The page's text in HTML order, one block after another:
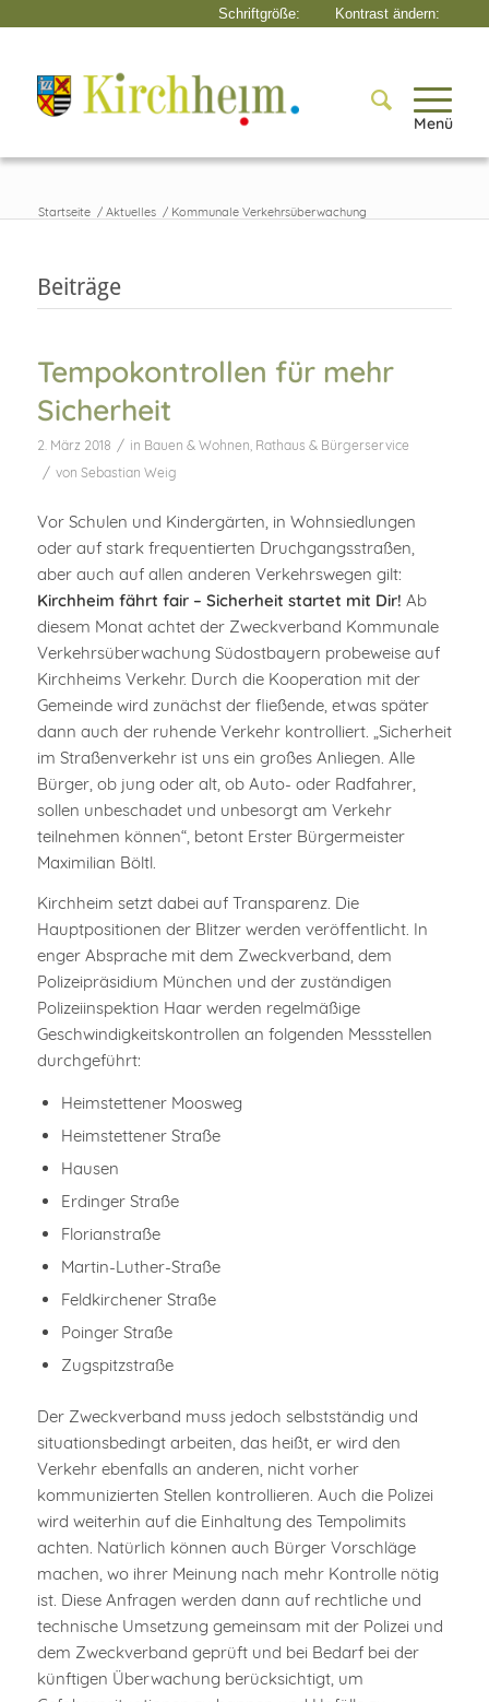
Menü
Startseite / Aktuelles / Kommunale Verkehrsüberwachung
Beiträge
Tempokontrollen für mehr
Sicherheit
2. März 2018 / in Bauen & Wohnen, Rathaus & Bürgerservice
/ von Sebastian Weig
Vor Schulen und Kindergärten, in Wohnsiedlungen
oder auf stark frequentierten Druchgangsstraßen,
aber auch auf allen anderen Verkehrswegen gilt:
Kirchheim fährt fair – Sicherheit startet mit Dir! Ab
diesem Monat achtet der Zweckverband Kommunale
Verkehrsüberwachung Südostbayern probeweise auf
Kirchheims Verkehr. Durch die Kooperation mit der
Gemeinde wird zunächst der fließende, etwas später
dann auch der ruhende Verkehr kontrolliert. „Sicherheit
im Straßenverkehr ist uns ein großes Anliegen. Alle
Bürger, ob jung oder alt, ob Auto- oder Radfahrer,
sollen unbeschadet und unbesorgt am Verkehr
teilnehmen können“, betont Erster Bürgermeister
Maximilian Böltl.
Kirchheim setzt dabei auf Transparenz. Die
Hauptpositionen der Blitzer werden veröffentlicht. In
enger Absprache mit dem Zweckverband, dem
Polizeipräsidium München und der zuständigen
Polizeiinspektion Haar werden regelmäßige
Geschwindigkeitskontrollen an folgenden Messstellen
durchgeführt:
Heimstettener Moosweg
Heimstettener Straße
Hausen
Erdinger Straße
Florianstraße
Martin-Luther-Straße
Feldkirchener Straße
Poinger Straße
Zugspitzstraße
Der Zweckverband muss jedoch selbstständig und
situationsbedingt arbeiten, das heißt, er wird den
Verkehr ebenfalls an anderen, nicht vorher
kommunizierten Stellen kontrollieren. Auch die Polizei
wird weiterhin auf die Einhaltung des Tempolimits
achten. Natürlich können auch Bürger Vorschläge
machen, wo ihrer Meinung nach mehr Kontrolle nötig
ist. Diese Anfragen werden dann auf rechtliche und
technische Umsetzung gemeinsam mit der Polizei und
dem Zweckverband geprüft und bei Bedarf bei der
künftigen Überwachung berücksichtigt, um